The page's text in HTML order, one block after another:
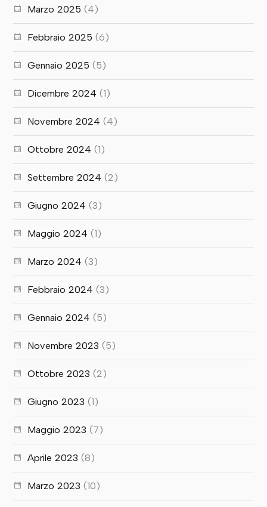
Marzo 2025 (4)
Febbraio 2025 (6)
Gennaio 2025 (5)
Dicembre 2024 (1)
Novembre 2024 (4)
Ottobre 2024 (1)
Settembre 2024 (2)
Giugno 2024 (3)
Maggio 2024 (1)
Marzo 2024 (3)
Febbraio 2024 (3)
Gennaio 2024 (5)
Novembre 2023 (5)
Ottobre 2023 (2)
Giugno 2023 (1)
Maggio 2023 (7)
Aprile 2023 (8)
Marzo 2023 (10)